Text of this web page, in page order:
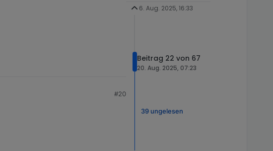
#20
6. Aug. 2025, 16:33
Beitrag 22 von 67
20. Aug. 2025, 07:23
39 ungelesen